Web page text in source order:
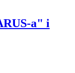
a" i